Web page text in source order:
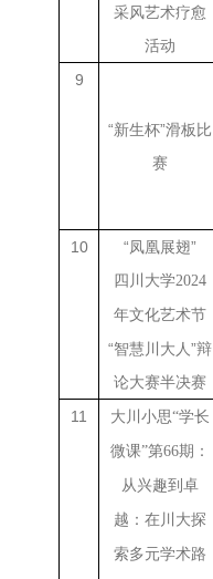
采风艺术疗愈
活动
9
“新生杯”滑板比
赛
10
“凤凰展翅”
四川大学2024
年文化艺术节
“智慧川大人”辩
论大赛半决赛
11 大川小思“学长
微课”第66期：
从兴趣到卓
越：在川大探
索多元学术路